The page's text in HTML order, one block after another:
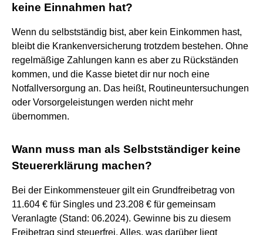
keine Einnahmen hat?
Wenn du selbstständig bist, aber kein Einkommen hast,
bleibt die Krankenversicherung trotzdem bestehen. Ohne
regelmäßige Zahlungen kann es aber zu Rückständen
kommen, und die Kasse bietet dir nur noch eine
Notfallversorgung an. Das heißt, Routineuntersuchungen
oder Vorsorgeleistungen werden nicht mehr
übernommen.
Wann muss man als Selbstständiger keine
Steuererklärung machen?
Bei der Einkommensteuer gilt ein Grundfreibetrag von
11.604 € für Singles und 23.208 € für gemeinsam
Veranlagte (Stand: 06.2024). Gewinne bis zu diesem
Freibetrag sind steuerfrei. Alles, was darüber liegt